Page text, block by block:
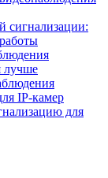
сигнализации:
лучше
IP-камер
для